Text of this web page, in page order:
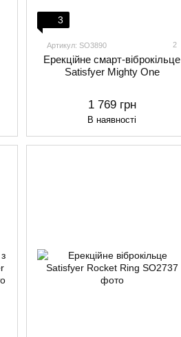
3
Артикул: SO3890 2
Ерекційне смарт-віброкільце
Satisfyer Mighty One
1 769 грн
В наявності